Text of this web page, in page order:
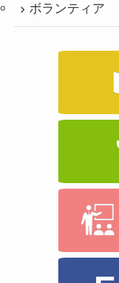
ボランティア